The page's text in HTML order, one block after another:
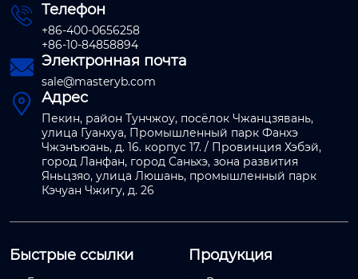
 Телефон
+86-400-0656258
+86-10-84858894
 Электронная почта
sale@masteryb.com
 Адрес
Пекин, район Тунчжоу, посёлок Чжанцзявань,
улица Гуанхуа, Промышленный парк Фанхэ
Чжэнъюань, д. 16. корпус 17. / Провинция Хэбэй,
город Ланфан, город Саньхэ, зона развития
Яньцзяо, улица Люшань, промышленный парк
Кэчуан Чжигу, д. 26
Быстрые ссылки Продукция